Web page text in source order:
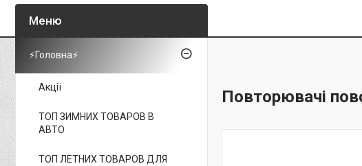
Повторювачі
⚡Головна⚡
Акції
ТОП ЗИМНИХ ТОВАРОВ В
АВТО
ТОП ЛЕТНИХ ТОВАРОВ ДЛЯ